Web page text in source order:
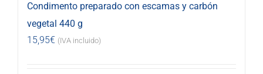
Condimento preparado con escamas y carbón
vegetal 440 g
15,95€ (IVA incluido)